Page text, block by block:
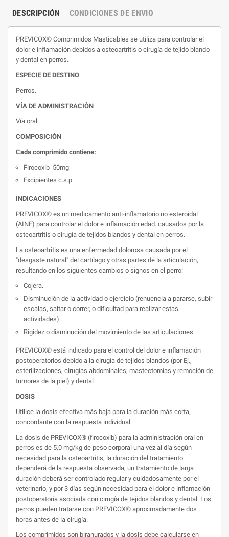
DESCRIPCIÓN CONDICIONES DE ENVIO
PREVICOX® Comprimidos Masticables se utiliza para controlar el
dolor e inflamación debidos a osteoartritis o cirugía de tejido blando
y dental en perros.
ESPECIE DE DESTINO
Perros.
VÍA DE ADMINISTRACIÓN
Vía oral.
COMPOSICIÓN
Cada comprimido contiene:
Firocoxib 50mg
Excipientes c.s.p.
INDICACIONES
PREVICOX® es un medicamento anti-inflamatorio no esteroidal
(AINE) para controlar el dolor e inflamación edad. causados por la
osteoartritis o cirugía de tejidos blandos y dental en perros.
La osteoartritis es una enfermedad dolorosa causada por el
"desgaste natural" del cartílago y otras partes de la articulación,
resultando en los siguientes cambios o signos en el perro:
Cojera.
Disminución de la actividad o ejercicio (renuencia a pararse, subir
escalas, saltar o correr, o dificultad para realizar estas
actividades).
Rigidez o disminución del movimiento de las articulaciones.
PREVICOX® está indicado para el control del dolor e inflamación
postoperatorios debido a la cirugía de tejidos blandos (por Ej.,
esterilizaciones, cirugías abdominales, mastectomías y remoción de
tumores de la piel) y dental
DOSIS
Utilice la dosis efectiva más baja para la duración más corta,
concordante con la respuesta individual.
La dosis de PREVICOX® (firocoxib) para la administración oral en
perros es de 5,0 mg/kg de peso corporal una vez al día según
necesidad para la osteoartritis, la duración del tratamiento
dependerá de la respuesta observada, un tratamiento de larga
duración deberá ser controlado regular y cuidadosamente por el
veterinario, y por 3 días según necesidad para el dolor e inflamación
postoperatoria asociada con cirugía de tejidos blandos y dental. Los
perros pueden tratarse con PREVICOX® aproximadamente dos
horas antes de la cirugía.
Los comprimidos son biranurados y la dosis debe calcularse en